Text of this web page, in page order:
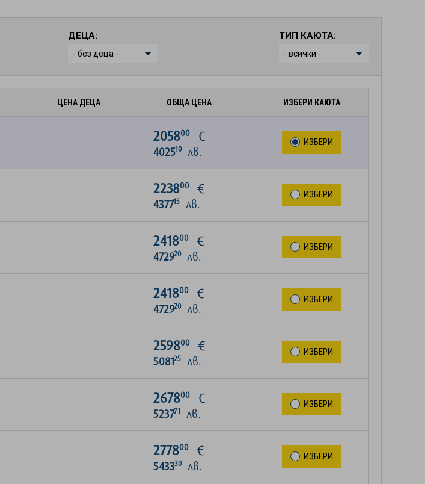
ДЕЦА: ТИП КАЮТА:
ЦЕНА ДЕЦА ОБЩА ЦЕНА ИЗБЕРИ КАЮТА
205800€
402510лв.
ИЗБЕРИ
223800€
437715лв.
ИЗБЕРИ
241800€
472920лв.
ИЗБЕРИ
241800€
472920лв.
ИЗБЕРИ
259800€
508125лв.
ИЗБЕРИ
267800€
523771 лв.
ИЗБЕРИ
277800€
543330лв.
ИЗБЕРИ